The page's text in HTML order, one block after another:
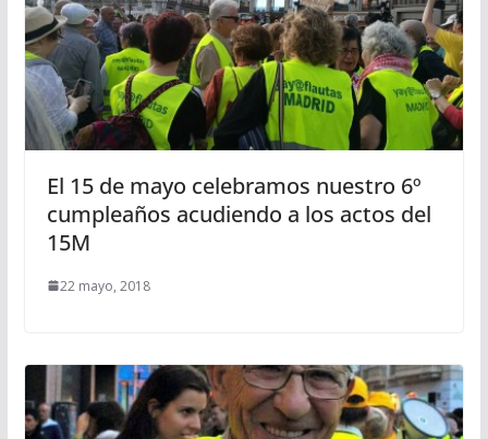
El 15 de mayo celebramos nuestro 6º
cumpleaños acudiendo a los actos del
15M
22 mayo, 2018